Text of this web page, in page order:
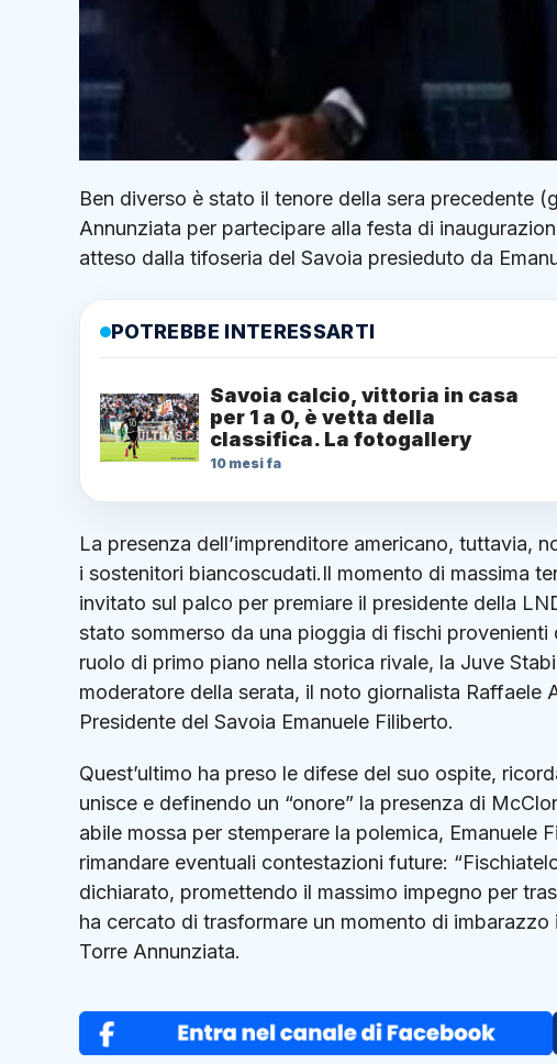
Ben diverso è stato il tenore della sera precedente
Annunziata per partecipare alla festa di
atteso dalla tifoseria del Savoia presieduto da
POTREBBE INTERESSARTI
Savoia calcio, vittoria in casa
per 1 a 0, è vetta della
classifica. La fotogallery
10 mesi fa
La presenza dell’imprenditore americano, tuttavia,
i sostenitori biancoscudati.Il momento di massima
invitato sul palco per premiare il presidente della
stato sommerso da una pioggia di fischi
ruolo di primo piano nella storica rivale, la Juve
moderatore della serata, il noto giornalista
Presidente del Savoia Emanuele Filiberto.
Quest’ultimo ha preso le difese del suo ospite,
unisce e definendo un “onore” la presenza di
abile mossa per stemperare la polemica,
rimandare eventuali contestazioni future:
dichiarato, promettendo il massimo impegno per
ha cercato di trasformare un momento di
Torre Annunziata.